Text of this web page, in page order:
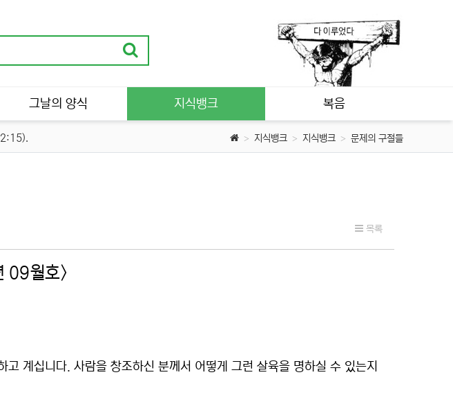
그날의 양식 지식뱅크 복음
2:15). 지식뱅크 지식뱅크 문제의 구절들
목록
09월호>
고 계십니다. 사람을 창조하신 분께서 어떻게 그런 살육을 명하실 수 있는지